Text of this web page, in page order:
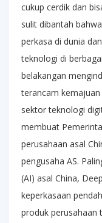
cukup cerdik dan
sulit dibantah
perkasa di dunia
teknologi di
belakangan
terancam
sektor teknologi
membuat
perusahaan asal
pengusaha AS.
(AI) asal China,
keperkasaan
produk perusahaan